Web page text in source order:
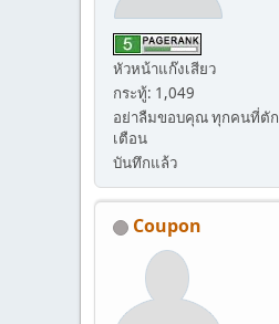
หัวหน้าแก๊งเสียว
กระทู้: 1,049
อย่าลืมขอบคุณ ทุกคนที่ตัก
เตือน
บันทึกแล้ว
Coupon